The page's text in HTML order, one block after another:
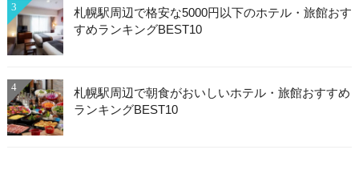
3
札幌駅周辺で格安な5000円以下のホテル・旅館おす
すめランキングBEST10
4
札幌駅周辺で朝食がおいしいホテル・旅館おすすめ
ランキングBEST10